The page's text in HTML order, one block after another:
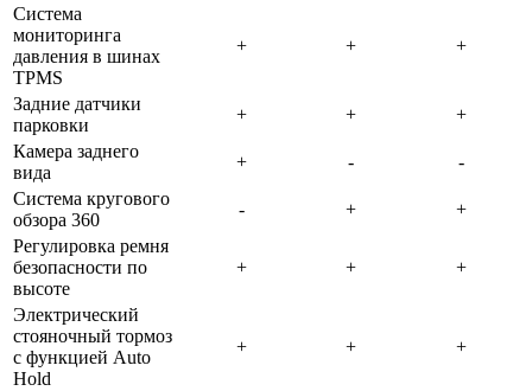
Система
мониторинга
давления в шинах
TPMS
Задние датчики
парковки
Камера заднего
вида
Система кругового
обзора 360
Регулировка ремня
безопасности по
высоте
Электрический
стояночный тормоз
с функцией Auto
Hold